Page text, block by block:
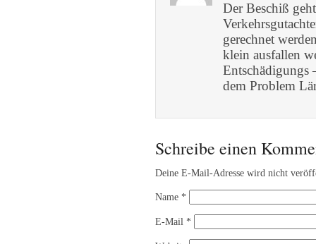
Der Beschiß
gerechnet
klein ausfallen
dem Problem
Schreibe einen
Deine E-Mail-Adresse wird nicht
Name *
E-Mail *